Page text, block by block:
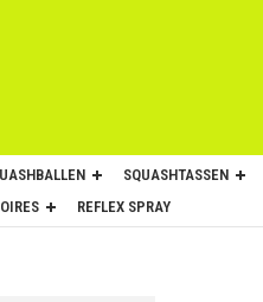
SQUASHTASSEN
REFLEX SPRAY